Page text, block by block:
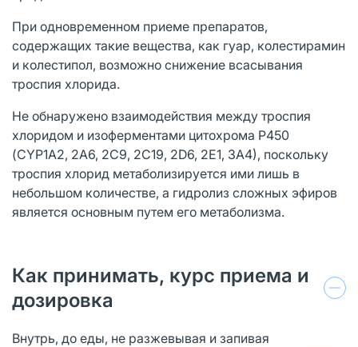
При одновременном приеме препаратов,
содержащих такие вещества, как гуар, колестирамин
и колестипол, возможно снижение всасывания
троспия хлорида.
Не обнаружено взаимодействия между троспия
хлоридом и изоферментами цитохрома Р450
(CYP1A2, 2А6, 2С9, 2С19, 2D6, 2Е1, ЗА4), поскольку
троспия хлорид метаболизируется ими лишь в
небольшом количестве, а гидролиз сложных эфиров
является основным путем его метаболизма.
Как принимать, курс приема и
дозировка
Внутрь, до еды, не разжевывая и запивая